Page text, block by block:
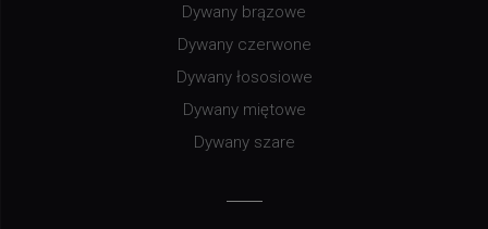
Dywany brązowe
Dywany czerwone
Dywany łososiowe
Dywany miętowe
Dywany szare